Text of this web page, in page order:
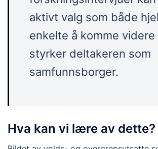
aktivt valg som både
enkelte å komme videre
styrker deltakeren som
samfunnsborger.
Hva kan vi lære av dette?